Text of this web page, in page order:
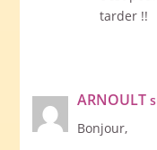
tarder !!
ARNOULT
Bonjour,